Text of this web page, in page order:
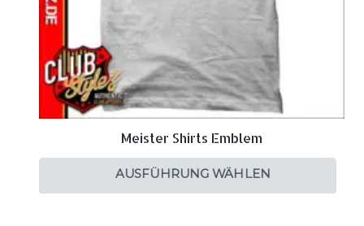
Meister Shirts Emblem
AUSFÜHRUNG WÄHLEN